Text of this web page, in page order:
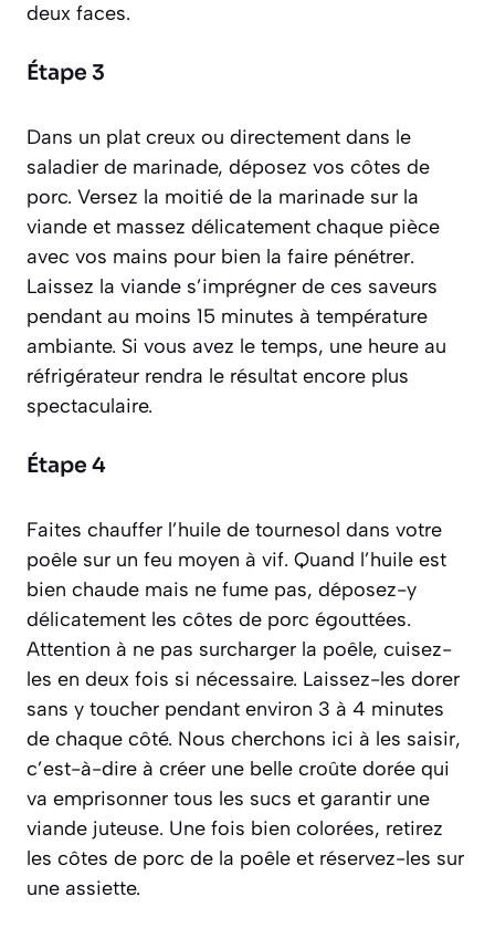
deux faces.
Étape 3
Dans un plat creux ou directement dans le
saladier de marinade, déposez vos côtes de
porc. Versez la moitié de la marinade sur la
viande et massez délicatement chaque pièce
avec vos mains pour bien la faire pénétrer.
Laissez la viande s’imprégner de ces saveurs
pendant au moins 15 minutes à température
ambiante. Si vous avez le temps, une heure au
réfrigérateur rendra le résultat encore plus
spectaculaire.
Étape 4
Faites chauffer l’huile de tournesol dans votre
poêle sur un feu moyen à vif. Quand l’huile est
bien chaude mais ne fume pas, déposez-y
délicatement les côtes de porc égouttées.
Attention à ne pas surcharger la poêle, cuisez-
les en deux fois si nécessaire. Laissez-les dorer
sans y toucher pendant environ 3 à 4 minutes
de chaque côté. Nous cherchons ici à les saisir,
c’est-à-dire à créer une belle croûte dorée qui
va emprisonner tous les sucs et garantir une
viande juteuse. Une fois bien colorées, retirez
les côtes de porc de la poêle et réservez-les sur
une assiette.